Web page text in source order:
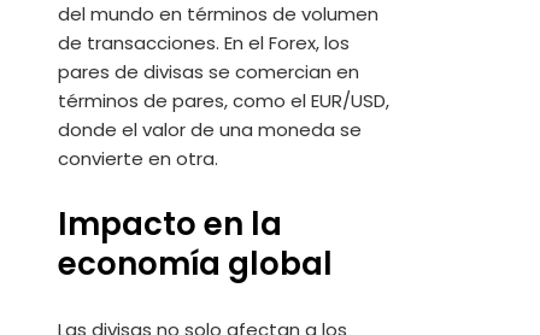
del mundo en términos de volumen
de transacciones. En el Forex, los
pares de divisas se comercian en
términos de pares, como el EUR/USD,
donde el valor de una moneda se
convierte en otra.
Impacto en la
economía global